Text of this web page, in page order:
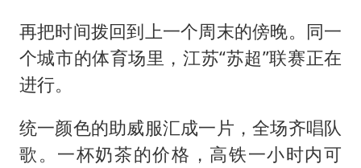
再把时间拨回到上一个周末的傍晚。同一
个城市的体育场里，江苏“苏超”联赛正在
进行。
统一颜色的助威服汇成一片，全场齐唱队
歌。一杯奶茶的价格，高铁一小时内可